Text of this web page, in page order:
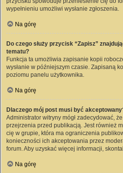
wypełnieniu umożliwi wysłanie zgłoszenia.
Na górę
Do czego służy przycisk “Zapisz”
tematu?
Funkcja ta umożliwia zapisanie kopii
wysłanie w późniejszym czasie. Zapisaną
poziomu panelu użytkownika.
Na górę
Dlaczego mój post musi być
Administrator witryny mógł zadecydować,
przejrzenia przed publikacją. Jest również
cię w grupie, która ma ograniczenia
konieczności ich akceptowania przez
forum. Aby uzyskać więcej informacji,
Na górę